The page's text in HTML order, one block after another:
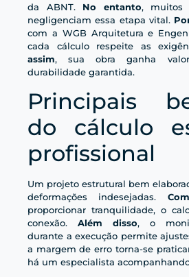
da ABNT. No entanto, muitos
negligenciam essa etapa vital.
com a WGB Arquitetura e
cada cálculo respeite as
assim, sua obra ganha
durabilidade garantida.
Principais
do cálculo
profissional
Um projeto estrutural bem
deformações indesejadas.
proporcionar tranquilidade, o
conexão. Além disso, o
durante a execução permite
a margem de erro torna-se
há um especialista